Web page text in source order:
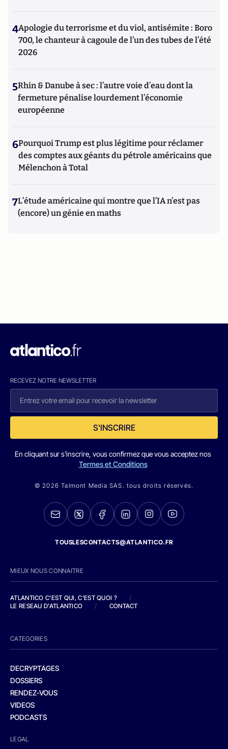
d'intelligence économique » paru en 2020 aux Presses
Universitaires de France (PUF).
4Apologie du terrorisme et du viol, antisémite : Boro
700, le chanteur à cagoule de l’un des tubes de l’été
2026
5Rhin & Danube à sec : l’autre voie d’eau dont la
fermeture pénalise lourdement l’économie
européenne
6Pourquoi Trump est plus légitime pour réclamer
des comptes aux géants du pétrole américains que
Mélenchon à Total
7L’étude américaine qui montre que l’IA n’est pas
(encore) un génie en maths
RECEVEZ NOTRE NEWSLETTER
S'INSCRIRE
En cliquant sur s'inscrire, vous confirmez que vous acceptez nos
Termes et Conditions
© 2026 Talmont Media SAS. tous droits réservés.
TOUSLESCONTACTS@ATLANTICO.FR
MIEUX NOUS CONNAITRE
ATLANTICO C'EST QUI, C'EST QUOI ?
/
LE RESEAU D'ATLANTICO
/ CONTACT
CATEGORIES
DECRYPTAGES
DOSSIERS
RENDEZ-VOUS
VIDEOS
PODCASTS
LEGAL